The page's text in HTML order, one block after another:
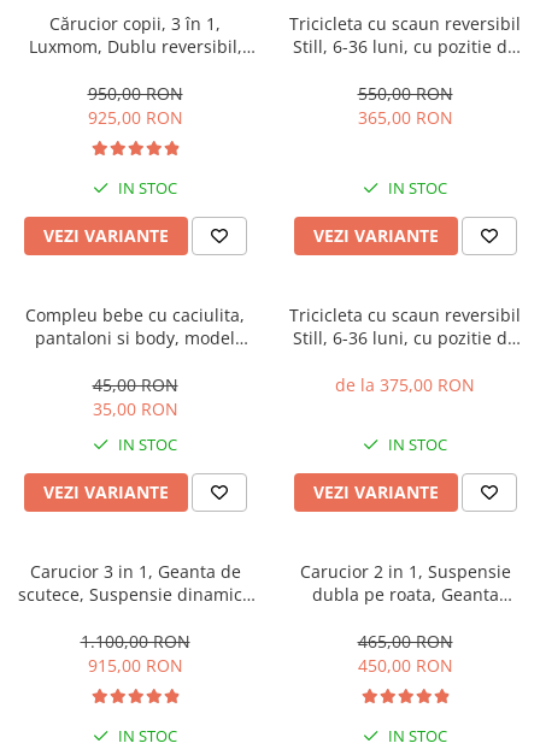
Cărucior copii, 3 în 1,
Luxmom, Dublu reversibil,
Manusi de iarna, Roti
antieroziune off-road, Husa
de ploaie si insecte
950,00 RON
925,00 RON
IN STOC
VEZI VARIANTE
Tricicleta cu scaun reversibil
Still, 6-36 luni, cu pozitie de
muzica, Jazz
550,00 RON
365,00 RON
IN STOC
VEZI VARIANTE
Compleu bebe cu caciulita,
pantaloni si body, model
45,00 RON
35,00 RON
IN STOC
VEZI VARIANTE
Tricicleta cu scaun reversibil
Still, 6-36 luni, cu pozitie de
plina
de la 375,00 RON
IN STOC
VEZI VARIANTE
Carucior 3 in 1, Geanta de
scutece, Suspensie dinamica
aluminiu
1.100,00 RON
915,00 RON
IN STOC
Carucior 2 in 1, Suspensie
dubla pe roata, Geanta
Belecoo, turcoaz
465,00 RON
450,00 RON
IN STOC